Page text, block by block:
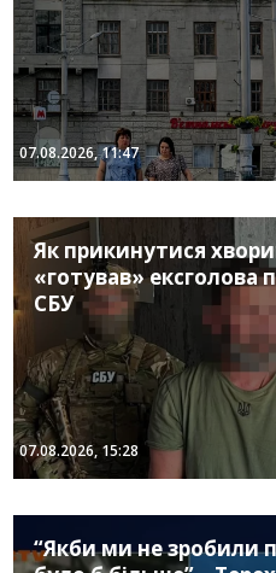
07.08.2026, 11:47
Як прикинутися
«готував» ексголова
СБУ
07.08.2026, 15:28
“Якби ми не зробили